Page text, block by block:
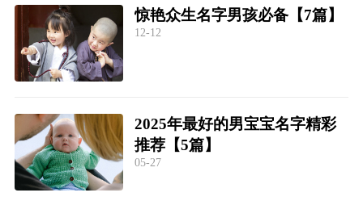
惊艳众生名字男孩必备【7篇】
12-12
2025年最好的男宝宝名字精彩
推荐【5篇】
05-27